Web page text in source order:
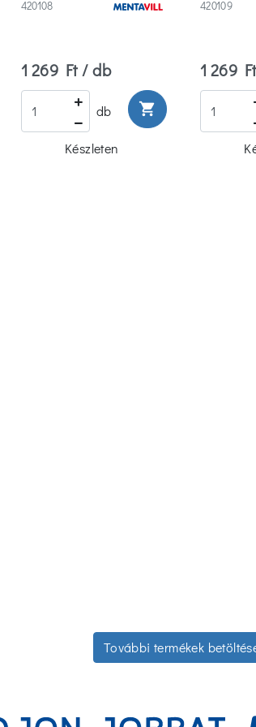
420108
1 269 Ft / db
db shopping_cart
Készleten
420109
1 269
További termékek